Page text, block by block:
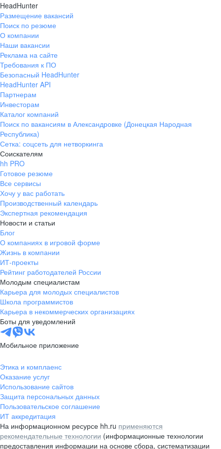
HeadHunter
Размещение вакансий
Поиск по резюме
О компании
Наши вакансии
Реклама на сайте
Требования к ПО
Безопасный HeadHunter
HeadHunter API
Партнерам
Инвесторам
Каталог компаний
Поиск по вакансиям в Александровке (Донецкая Народная
Республика)
Сетка: соцсеть для нетворкинга
Соискателям
hh PRO
Готовое резюме
Все сервисы
Хочу у вас работать
Производственный календарь
Экспертная рекомендация
Новости и статьи
Блог
О компаниях в игровой форме
Жизнь в компании
ИТ-проекты
Рейтинг работодателей России
Молодым специалистам
Карьера для молодых специалистов
Школа программистов
Карьера в некоммерческих организациях
Боты для уведомлений
Мобильное приложение
Этика и комплаенс
Оказание услуг
Использование сайтов
Защита персональных данных
Пользовательское соглашение
ИТ аккредитация
На информационном ресурсе hh.ru применяются
рекомендательные технологии (информационные технологии
предоставления информации на основе сбора, систематизации